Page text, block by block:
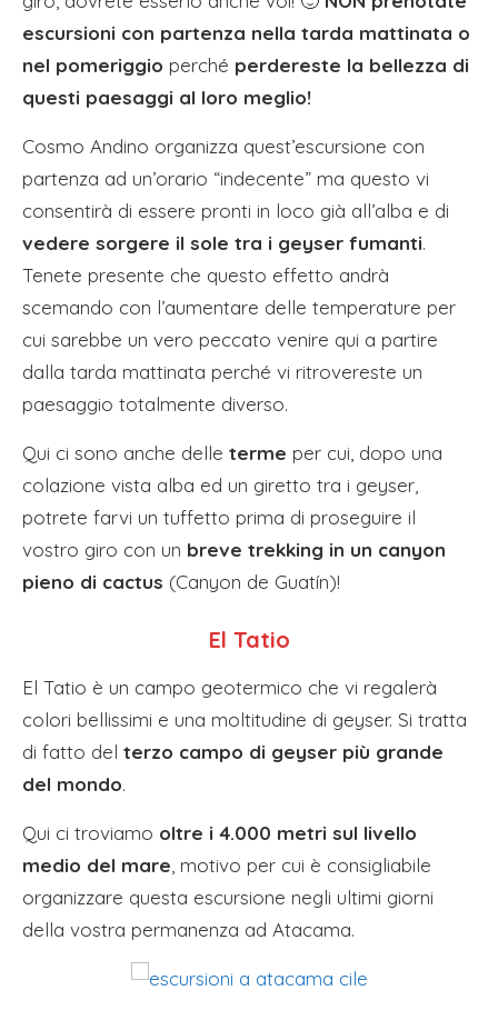
escursioni con partenza nella tarda mattinata o
nel pomeriggio perché perdereste la bellezza di
questi paesaggi al loro meglio!
Cosmo Andino organizza quest’escursione con
partenza ad un’orario “indecente” ma questo vi
consentirà di essere pronti in loco già all’alba e di
vedere sorgere il sole tra i geyser fumanti.
Tenete presente che questo effetto andrà
scemando con l’aumentare delle temperature per
cui sarebbe un vero peccato venire qui a partire
dalla tarda mattinata perché vi ritrovereste un
paesaggio totalmente diverso.
Qui ci sono anche delle terme per cui, dopo una
colazione vista alba ed un giretto tra i geyser,
potrete farvi un tuffetto prima di proseguire il
vostro giro con un breve trekking in un canyon
pieno di cactus (Canyon de Guatín)!
El Tatio
El Tatio è un campo geotermico che vi regalerà
colori bellissimi e una moltitudine di geyser. Si tratta
di fatto del terzo campo di geyser più grande
del mondo.
Qui ci troviamo oltre i 4.000 metri sul livello
medio del mare , motivo per cui è consigliabile
organizzare questa escursione negli ultimi giorni
della vostra permanenza ad Atacama.